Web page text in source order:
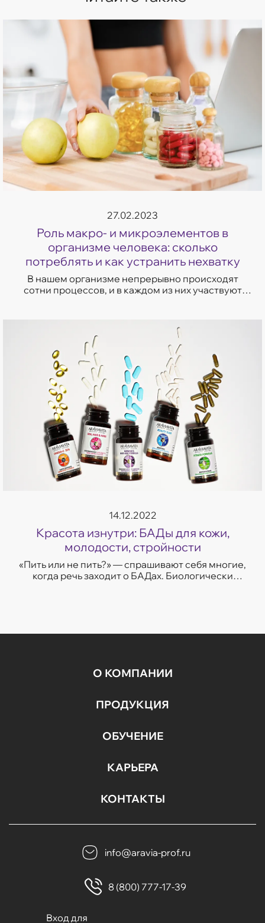
27.02.2023
Роль макро- и микроэлементов в
организме человека: сколько
потреблять и как устранить нехватку
В нашем организме непрерывно происходят
сотни процессов, и в каждом из них участвуют
14.12.2022
Красота изнутри: БАДы для кожи,
молодости, стройности
«Пить или не пить?» — спрашивают себя многие,
когда речь заходит о БАДах. Биологически
О КОМПАНИИ
ПРОДУКЦИЯ
ОБУЧЕНИЕ
КАРЬЕРА
КОНТАКТЫ
info@aravia-prof.ru
8 (800) 777-17-39
Вход для